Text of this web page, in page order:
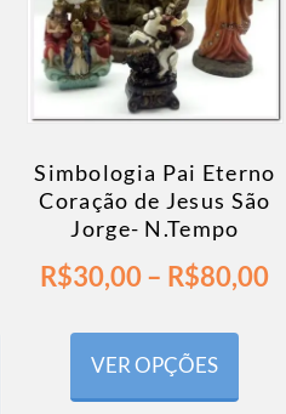
Simbologia Pai Eterno
Coração de Jesus São
Jorge- N.Tempo
R$30,00– R$80,00
VER OPÇÕES